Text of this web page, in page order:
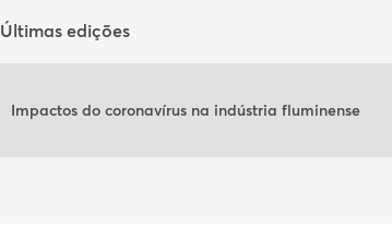
RJ - RIO DE JANEIRO
Últimas edições
Impactos do coronavírus na indústria fluminense